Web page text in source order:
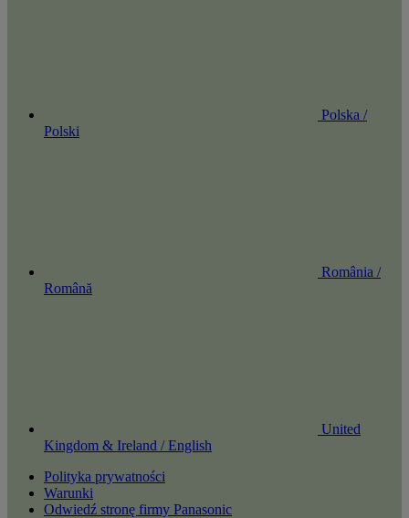
Polska /
Polski
România /
Română
United
Kingdom & Ireland / English
Polityka prywatności
Warunki
Odwiedź stronę firmy Panasonic